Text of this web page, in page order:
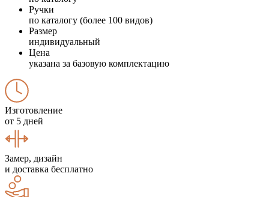
Ручки
по каталогу (более 100 видов)
Размер
индивидуальный
Цена
указана за базовую комплектацию
Изготовление
от 5 дней
Замер, дизайн
и доставка бесплатно